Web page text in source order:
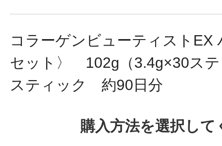
ご利用ガイド
よくあるご質問
コラーゲンビューティストEX
セット〉 102g（3.4g×30ス
スティック 約90日分
購入方法を選択して